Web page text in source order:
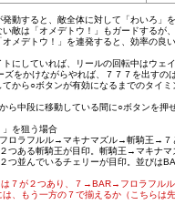
動すると、敵全体に対して「わいろ」
敵は「オメデトウ！」もガードするが
デトウ！」を連発すると、効率の良い
にしていれば、リールの回転中はウェ
をかけながらやれば、７７７を出すの
ら○ボタンが有効になるまでのタイミ
中段に移動している間に○ボタンを押
を狙う場合
ラフルル→マキナマズル→斬騎王→７と
ある斬騎王が目印。斬騎王→マキナマ
並んでいるチェリーが目印。並びは
７が２つあり、７→BAR→フロラフルル
、もう一方の７で揃えるか（こちらは